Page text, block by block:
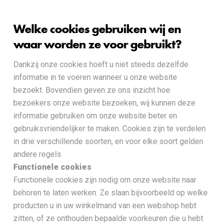
Welke cookies gebruiken wij en
waar worden ze voor gebruikt?
Dankzij onze cookies hoeft u niet steeds dezelfde
informatie in te voeren wanneer u onze website
bezoekt. Bovendien geven ze ons inzicht hoe
bezoekers onze website bezoeken, wij kunnen deze
informatie gebruiken om onze website beter en
gebruiksvriendelijker te maken. Cookies zijn te verdelen
in drie verschillende soorten, en voor elke soort gelden
andere regels
Functionele cookies
Functionele cookies zijn nodig om onze website naar
behoren te laten werken. Ze slaan bijvoorbeeld op welke
producten u in uw winkelmand van een webshop hebt
zitten, of ze onthouden bepaalde voorkeuren die u hebt